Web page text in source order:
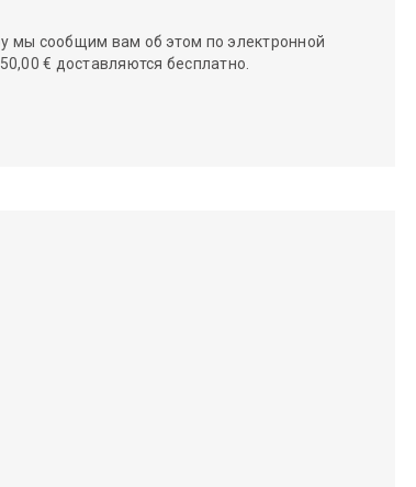
мы сообщим вам об этом по электронной
€ доставляются бесплатно.